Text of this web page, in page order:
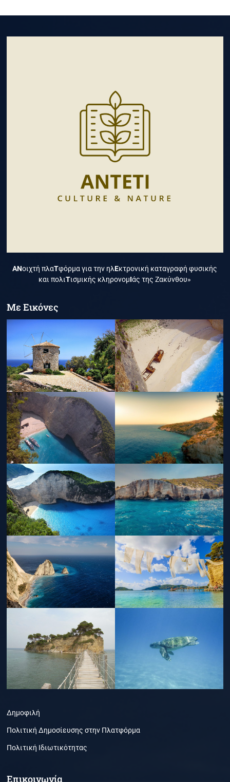
ΑΝοιχτή πλαΤφόρμα για την ηλΕκτρονική καταγραφή φυσικής
και πολιΤισμικής κληρονομΙάς της Ζακύνθου»
Με Εικόνες
Δημοφιλή
Πολιτική Δημοσίευσης στην Πλατφόρμα
Πολιτική Ιδιωτικότητας
Επικοινωνία